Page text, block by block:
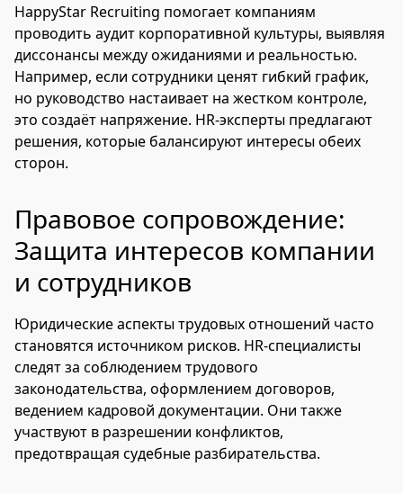
HappyStar Recruiting помогает компаниям
проводить аудит корпоративной культуры, выявляя
диссонансы между ожиданиями и реальностью.
Например, если сотрудники ценят гибкий график,
но руководство настаивает на жестком контроле,
это создаёт напряжение. HR-эксперты предлагают
решения, которые балансируют интересы обеих
сторон.
Правовое сопровождение:
Защита интересов компании
и сотрудников
Юридические аспекты трудовых отношений часто
становятся источником рисков. HR-специалисты
следят за соблюдением трудового
законодательства, оформлением договоров,
ведением кадровой документации. Они также
участвуют в разрешении конфликтов,
предотвращая судебные разбирательства.